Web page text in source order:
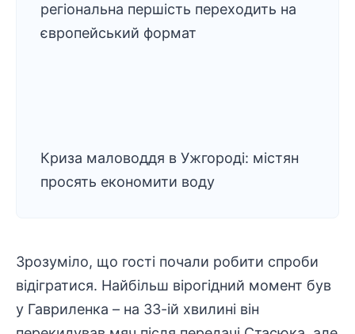
регіональна першість переходить на
європейський формат
Криза маловоддя в Ужгороді: містян
просять економити воду
Зрозуміло, що гості почали робити спроби
відігратися. Найбільш вірогідний момент був
у Гавриленка – на 33-ій хвилині він